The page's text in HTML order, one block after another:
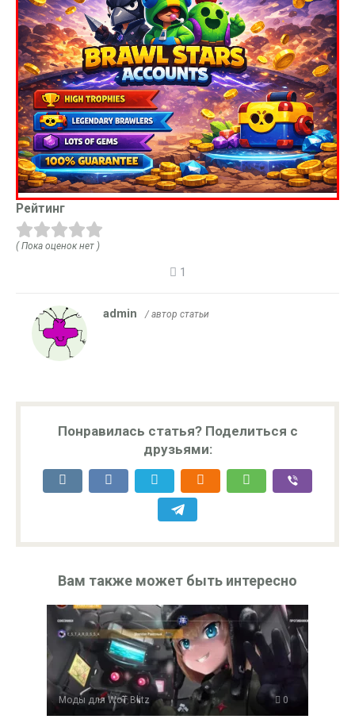
Рейтинг
( Пока оценок нет )
1
admin / автор статьи
Понравилась статья? Поделиться с
друзьями:
Вам также может быть интересно
Моды для WoT Blitz 0